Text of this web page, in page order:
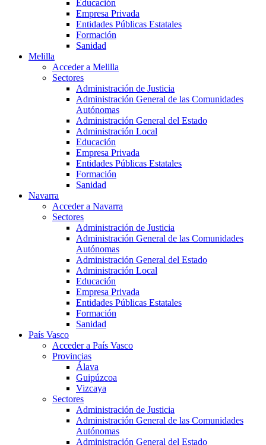
Educación
Empresa Privada
Entidades Públicas Estatales
Formación
Sanidad
Melilla
Acceder a Melilla
Sectores
Administración de Justicia
Administración General de las Comunidades
Autónomas
Administración General del Estado
Administración Local
Educación
Empresa Privada
Entidades Públicas Estatales
Formación
Sanidad
Navarra
Acceder a Navarra
Sectores
Administración de Justicia
Administración General de las Comunidades
Autónomas
Administración General del Estado
Administración Local
Educación
Empresa Privada
Entidades Públicas Estatales
Formación
Sanidad
País Vasco
Acceder a País Vasco
Provincias
Álava
Guipúzcoa
Vizcaya
Sectores
Administración de Justicia
Administración General de las Comunidades
Autónomas
Administración General del Estado